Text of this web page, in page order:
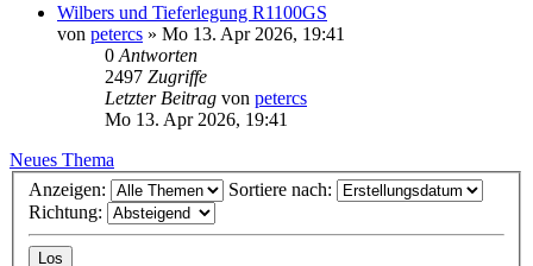
Wilbers und Tieferlegung R1100GS
von petercs » Mo 13. Apr 2026, 19:41
0 Antworten
2497 Zugriffe
Letzter Beitrag von petercs
Mo 13. Apr 2026, 19:41
Neues Thema
Anzeigen:
Sortiere nach:
Richtung: